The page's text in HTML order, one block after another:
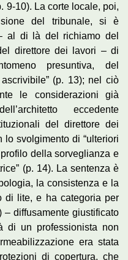
9-10). La corte locale, poi,
del tribunale, si è
al di là del richiamo del
direttore dei lavori – di
presuntiva, del
(p. 13); nel ciò
le considerazioni già
eccedente
del direttore dei
lo svolgimento di “ulteriori
della sorveglianza e
(p. 14). La sentenza è
la consistenza e la
di lite, e ha categoria per
diffusamente giustificato
di un professionista non
era stata
di copertura, che